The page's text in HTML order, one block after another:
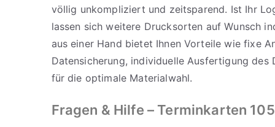
völlig unkompliziert und zeitsparend. Ist Ihr
lassen sich weitere Drucksorten auf Wunsch
aus einer Hand bietet Ihnen Vorteile wie fixe
Datensicherung, individuelle Ausfertigung des
für die optimale Materialwahl.
Fragen & Hilfe – Terminkarten